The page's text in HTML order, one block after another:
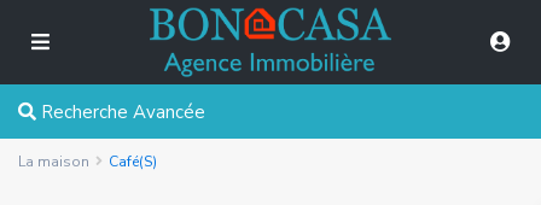
Recherche Avancée
La maison Café(S)